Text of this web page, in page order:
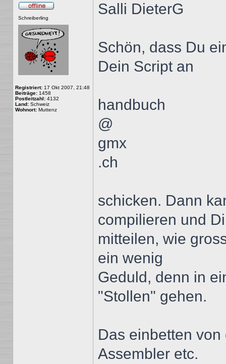
Schreiberling
Registriert: 17 Okt 2007, 21:48
Beiträge: 1458
Postleitzahl: 4132
Land: Schweiz
Wohnort: Muttenz
Salli DieterG
Schön, dass Du
Dein Script an
handbuch
@
gmx
.ch
schicken. Dann
compilieren und
mitteilen, wie
ein wenig
Geduld, denn in
"Stollen" gehen.
Das einbetten
Assembler etc.